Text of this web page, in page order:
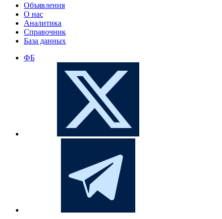
Объявления
О нас
Аналитика
Справочник
База данных
ФБ